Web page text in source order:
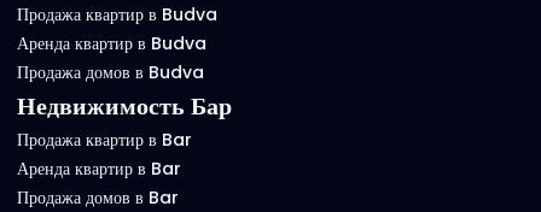
Продажа квартир в Budva
Аренда квартир в Budva
Продажа домов в Budva
Недвижимость Бар
Продажа квартир в Bar
Аренда квартир в Bar
Продажа домов в Bar